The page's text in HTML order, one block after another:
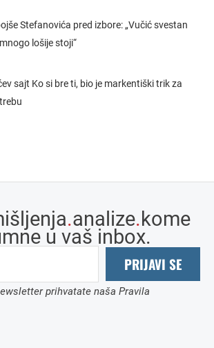
Stefanovića pred izbore: „Vučić svestan
lošije stoji“
sajt Ko si bre ti, bio je markentiški trik za
.analize.kome
u vaš inbox.
PRIJAVI SE
prihvatate naša Pravila